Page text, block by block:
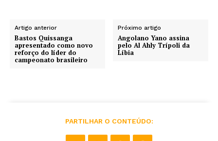
Artigo anterior
Bastos Quissanga
apresentado como novo
reforço do líder do
campeonato brasileiro
Próximo artigo
Angolano Yano assina
pelo Al Ahly Trípoli da
Líbia
PARTILHAR O CONTEÚDO: